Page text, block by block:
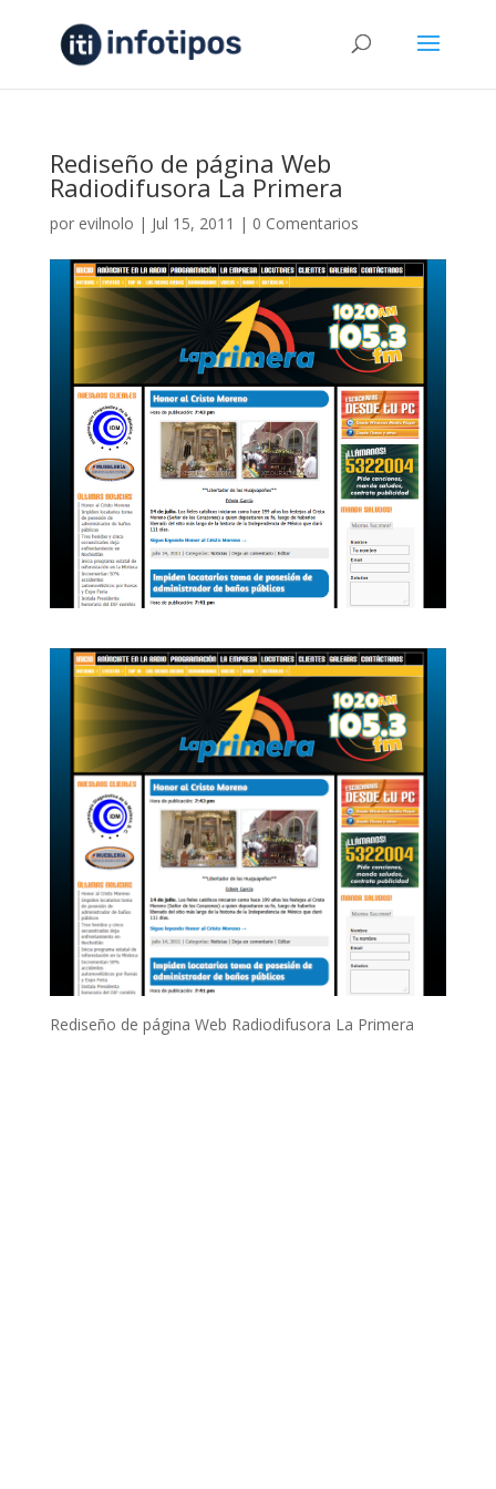
Rediseño de página Web
Radiodifusora La Primera
por evilnolo | Jul 15, 2011 | 0 Comentarios
Rediseño de página Web Radiodifusora La Primera